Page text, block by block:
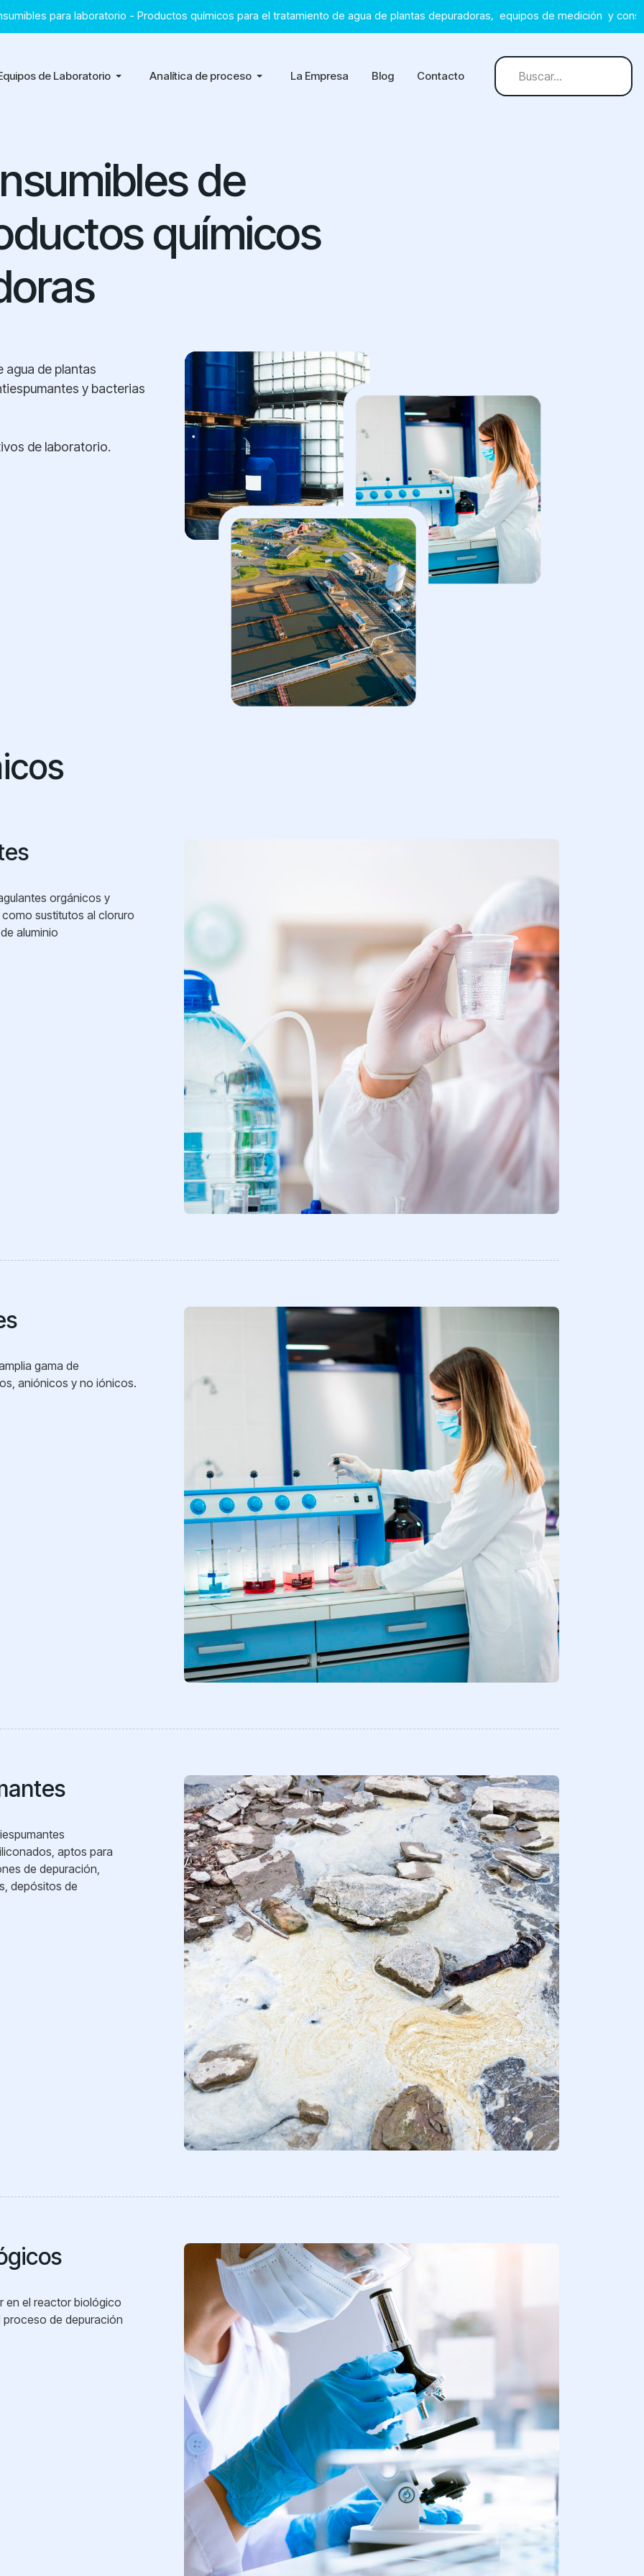
laboratorio- Productos químicos para el tratamiento de agua de plantas depuradoras, equipos de medición y consumibles
de Laboratorio Analítica de proceso La Empresa Blog Contacto
Buscar
de
químicos
agua de plantas
y bacterias
de laboratorio.
orgánicos y
sustitutos al cloruro
aluminio
gama de
aniónicos y no iónicos.
aptos para
de depuración,
depósitos de
en el reactor biológico
de depuración